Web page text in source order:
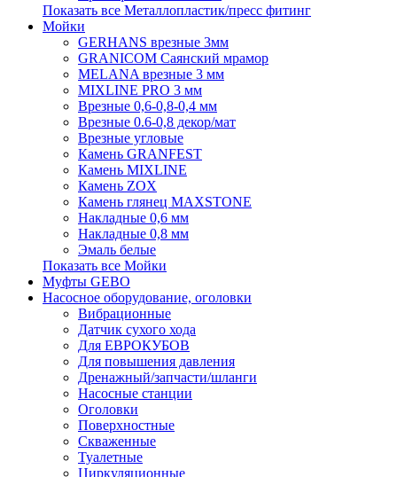
Показать все Металлопластик/пресс фитинг
Мойки
GERHANS врезные 3мм
GRANICOM Саянский мрамор
MELANA врезные 3 мм
MIXLINE PRO 3 мм
Врезные 0,6-0,8-0,4 мм
Врезные 0.6-0,8 декор/мат
Врезные угловые
Камень GRANFEST
Камень MIXLINE
Камень ZOX
Камень глянец MAXSTONE
Накладные 0,6 мм
Накладные 0,8 мм
Эмаль белые
Показать все Мойки
Муфты GEBO
Насосное оборудование, оголовки
Вибрационные
Датчик сухого хода
Для ЕВРОКУБОВ
Для повышения давления
Дренажный/запчасти/шланги
Насосные станции
Оголовки
Поверхностные
Скваженные
Туалетные
Циркуляционные